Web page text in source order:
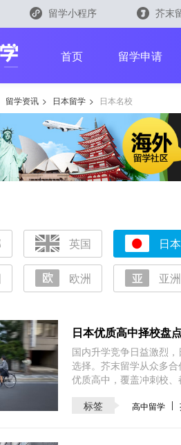
留学小程序
手 留学申请助手
评 托福能力测评
芥末
首页 留学申请
留学资讯 > 日本留学 > 日本名校
英国 日本
欧洲 亚洲
日本优质高中择校盘
国内升学竞争日益激烈
选择。芥末留学从众多
优质高中，覆盖冲刺校
标签
高中留学